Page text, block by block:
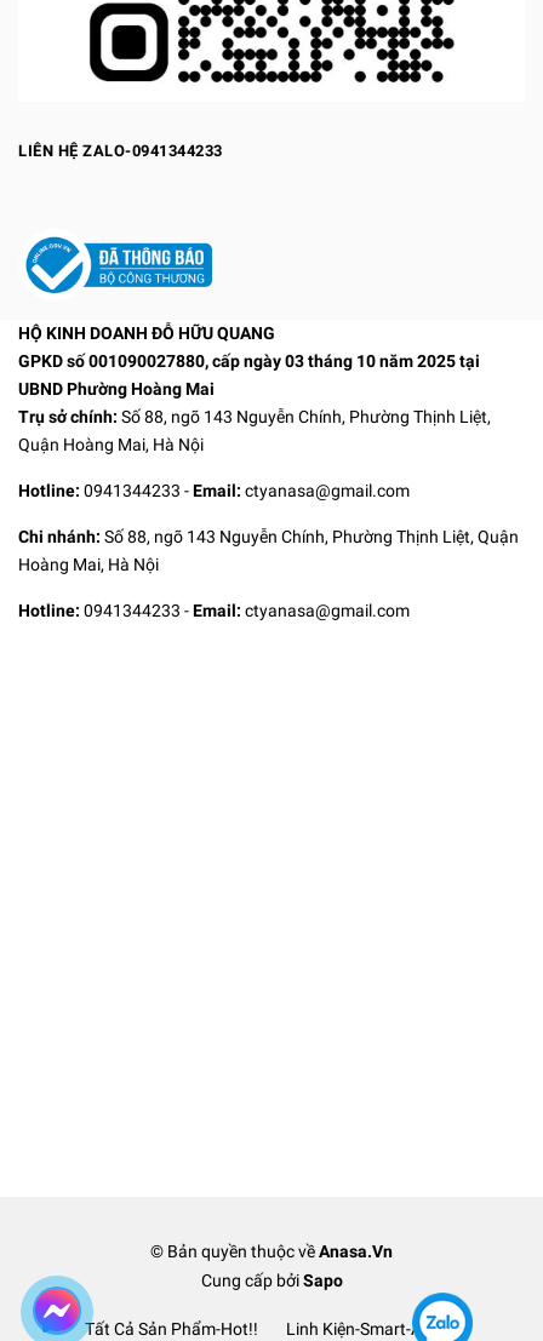
LIÊN HỆ ZALO-0941344233
HỘ KINH DOANH ĐỖ HỮU QUANG
GPKD số 001090027880, cấp ngày 03 tháng 10 năm 2025 tại
UBND Phường Hoàng Mai
Trụ sở chính: Số 88, ngõ 143 Nguyễn Chính, Phường Thịnh Liệt,
Quận Hoàng Mai, Hà Nội
Hotline: 0941344233 -Email: ctyanasa@gmail.com
Chi nhánh: Số 88, ngõ 143 Nguyễn Chính, Phường Thịnh Liệt, Quận
Hoàng Mai, Hà Nội
Hotline: 0941344233 -Email: ctyanasa@gmail.com
© Bản quyền thuộc vềAnasa.Vn
Cung cấp bởi Sapo
Tất Cả Sản Phẩm-Hot!! Linh Kiện-Smart-Anasa